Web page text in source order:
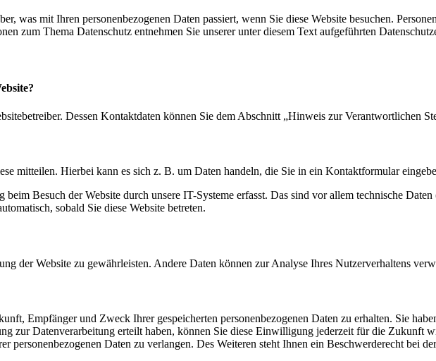
was mit Ihren personenbezogenen Daten passiert, wenn Sie diese Website besuchen.
zum Thema Datenschutz entnehmen Sie unserer unter diesem Text aufgeführten
Dessen Kontaktdaten können Sie dem Abschnitt „Hinweis zur Verantwortlichen
mitteilen. Hierbei kann es sich z. B. um Daten handeln, die Sie in ein Kontaktformular
Besuch der Website durch unsere IT-Systeme erfasst. Das sind vor allem technische
sobald Sie diese Website betreten.
der Website zu gewährleisten. Andere Daten können zur Analyse Ihres Nutzerverhaltens
Empfänger und Zweck Ihrer gespeicherten personenbezogenen Daten zu erhalten. Sie
zur Datenverarbeitung erteilt haben, können Sie diese Einwilligung jederzeit für die Zukunft
personenbezogenen Daten zu verlangen. Des Weiteren steht Ihnen ein Beschwerderecht bei